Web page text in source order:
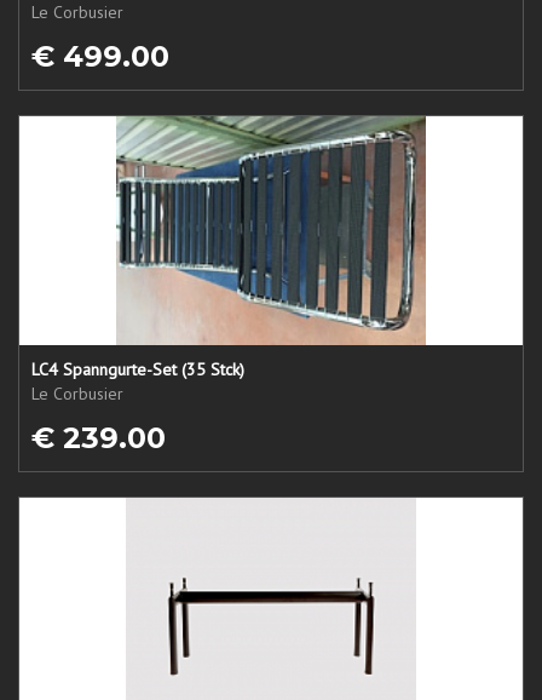
Le Corbusier
€ 499.00
LC4 Spanngurte-Set (35 Stck)
Le Corbusier
€ 239.00